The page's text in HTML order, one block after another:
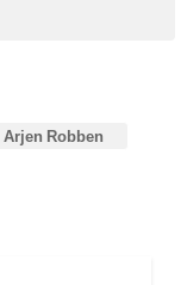
Arjen Robben